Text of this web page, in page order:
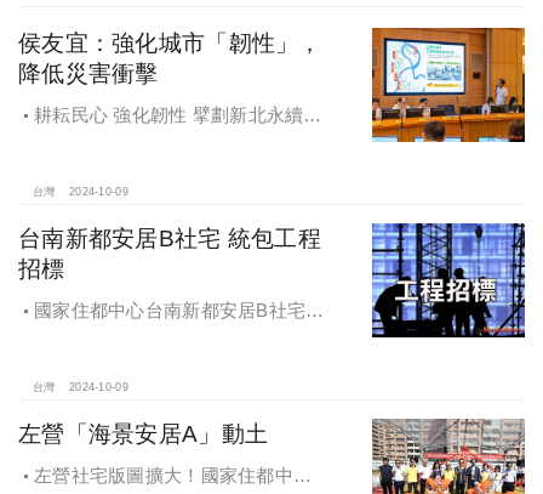
侯友宜：強化城市「韌性」，
降低災害衝擊
耕耘民心 強化韌性 擘劃新北永續宜
台灣 2024-10-09
台南新都安居B社宅 統包工程
招標
國家住都中心台南新都安居B社宅
台灣 2024-10-09
左營「海景安居A」動土
左營社宅版圖擴大！國家住都中心